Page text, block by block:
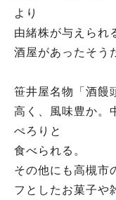
より
由緒株が与えられ
酒屋があったそう
笹井屋名物「酒饅
高く、風味豊か。
ぺろりと
食べられる。
その他にも高槻市
フとしたお菓子や